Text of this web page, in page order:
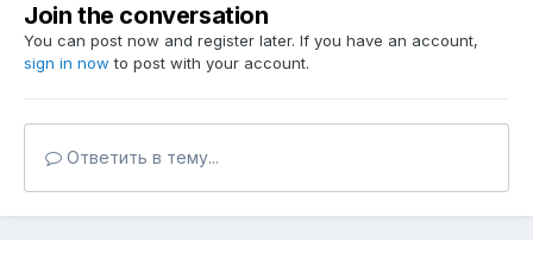
Join the conversation
You can post now and register later. If you have an account,
sign in now to post with your account.
Ответить в тему...